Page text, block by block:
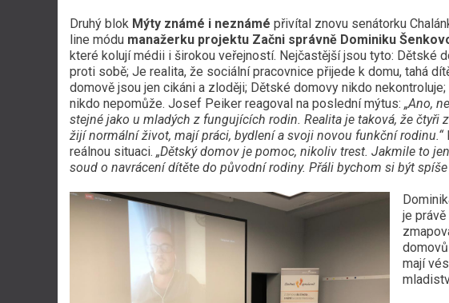
Druhý blok Mýty známé i neznámé přivítal znovu senátorku
line módu manažerku projektu Začni správně Dominiku
které kolují médii i širokou veřejností. Nejčastější jsou tyto: Dětské
proti sobě; Je realita, že sociální pracovnice přijede k domu, tahá
domově jsou jen cikáni a zloději; Dětské domovy nikdo
nikdo nepomůže. Josef Peiker reagoval na poslední mýtus: „Ano,
stejné jako u mladých z fungujících rodin. Realita je taková, že
žijí normální život, mají práci, bydlení a svoji novou funkční rodinu.“
reálnou situaci. „Dětský domov je pomoc, nikoliv trest. Jakmile to
soud o navrácení dítěte do původní rodiny. Přáli bychom si být
je
mají